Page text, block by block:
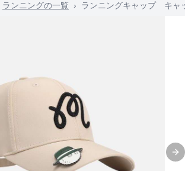
ランニングの一覧 › ランニングキャップ キャ